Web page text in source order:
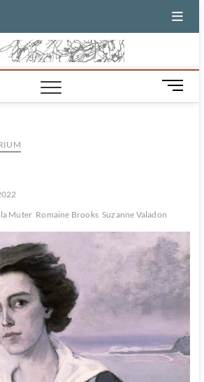
M
e
Muter Romaine Brooks Suzanne Valadon